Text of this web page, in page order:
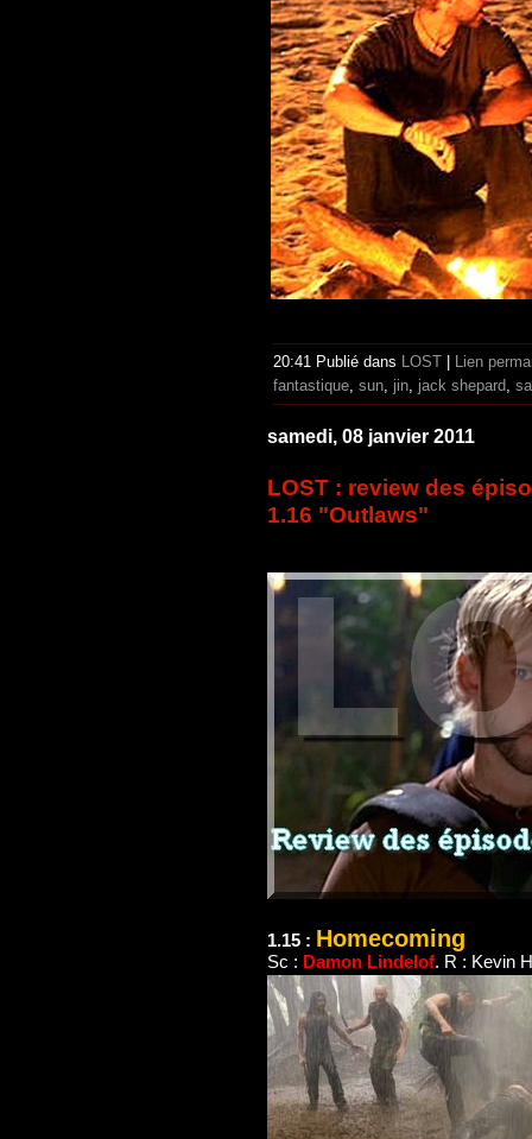
20:41 Publié dans LOST
Lien
fantastique sun jin jack shepard
samedi, 08 janvier 2011
LOST : review des
1.16 "Outlaws"
1.15 : Homecoming
Sc : Damon Lindelof. R : Kevin